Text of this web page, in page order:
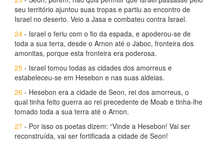
seu território ajuntou suas tropas e partiu ao encontro de
Israel no deserto. Veio a Jasa e combateu contra Israel.
24 - Israel o feriu com o fio da espada, e apoderou-se de
toda a sua terra, desde o Arnon até o Jaboc, fronteira dos
amonitas, porque esta fronteira era poderosa.
25 - Israel tomou todas as cidades dos amorreus e
estabeleceu-se em Hesebon e nas suas aldeias.
26 - Hesebon era a cidade de Seon, rei dos amorreus, o
qual tinha feito guerra ao rei precedente de Moab e tinha-lhe
tomado toda a sua terra até o Arnon.
27 - Por isso os poetas dizem: “Vinde a Hesebon! Vai ser
reconstruída, vai ser fortificada a cidade de Seon!